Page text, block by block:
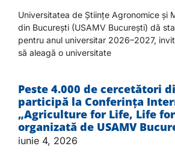
Universitatea de Științe Agronomice și
din București (USAMV București) dă
pentru anul universitar 2026–2027,
să aleagă o universitate
Peste 4.000 de cercetători
participă la Conferința
„Agriculture for Life, Life
organizată de USAMV
iunie 4, 2026